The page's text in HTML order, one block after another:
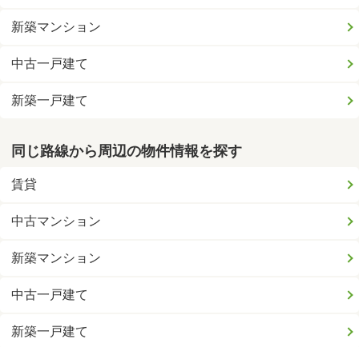
新築マンション
中古一戸建て
新築一戸建て
同じ路線から周辺の物件情報を探す
賃貸
中古マンション
新築マンション
中古一戸建て
新築一戸建て